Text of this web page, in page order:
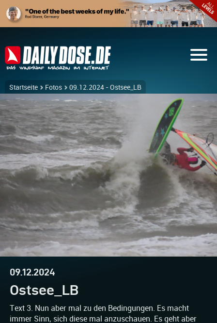
Startseite Fotos 09.12.2024 - Ostsee_LB
09.12.2024
Ostsee_LB
Text 3. Nun aber mal zu den Bedingungen. Es macht
immer Sinn, sich diese mal anzuschauen. Es geht aber